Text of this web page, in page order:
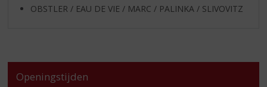
OBSTLER / EAU DE VIE / MARC / PALINKA / SLIVOVITZ
Openingstijden